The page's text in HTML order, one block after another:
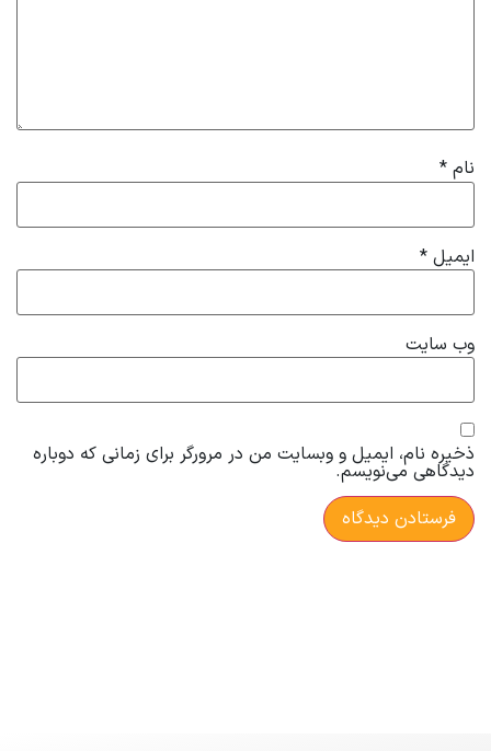
نام *
ایمیل *
وب‌ سایت
ذخیره نام، ایمیل و وبسایت من در مرورگر برای زمانی که دوباره
دیدگاهی می‌نویسم.